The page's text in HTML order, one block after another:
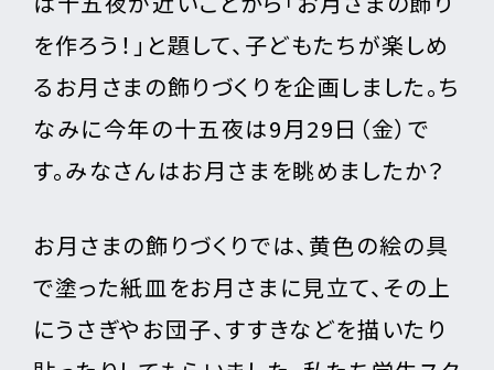
を作ろう！」と題して、子どもたちが楽しめ
るお月さまの飾りづくりを企画しました。ち
なみに今年の十五夜は9月29日（金）で
す。みなさんはお月さまを眺めましたか？
お月さまの飾りづくりでは、黄色の絵の具
で塗った紙皿をお月さまに見立て、その上
にうさぎやお団子、すすきなどを描いたり